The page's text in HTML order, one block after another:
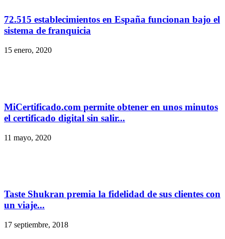
72.515 establecimientos en España funcionan bajo el
sistema de franquicia
15 enero, 2020
MiCertificado.com permite obtener en unos minutos
el certificado digital sin salir...
11 mayo, 2020
Taste Shukran premia la fidelidad de sus clientes con
un viaje...
17 septiembre, 2018